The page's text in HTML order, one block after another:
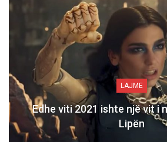
LAJME
Edhe viti 2021 ishte një vit i
Lipën